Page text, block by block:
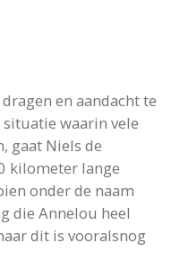
en aandacht te
waarin vele
gaat Niels de
kilometer lange
onder de naam
die Annelou heel
dit is vooralsnog